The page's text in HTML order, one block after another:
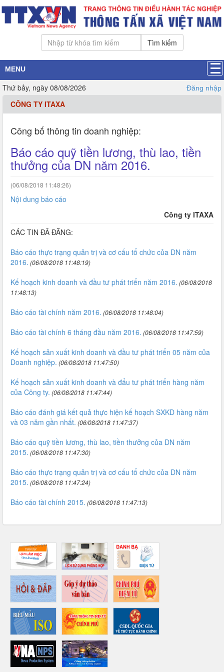
Tìm kiếm
MENU
Thứ bảy, ngày 08/08/2026 Đăng nhập
CÔNG TY ITAXA
Công bố thông tin doanh nghiệp:
Báo cáo quỹ tiền lương, thù lao, tiền
thưởng của DN năm 2016.
(06/08/2018 11:48:26)
Nội dung báo cáo
Công ty ITAXA
CÁC TIN ĐÃ ĐĂNG:
Báo cáo thực trạng quản trị và cơ cấu tổ chức của DN năm
2016. (06/08/2018 11:48:19)
Kế hoạch kinh doanh và đầu tư phát triển năm 2016. (06/08/2018
11:48:13)
Báo cáo tài chính năm 2016. (06/08/2018 11:48:04)
Báo cáo tài chính 6 tháng đầu năm 2016. (06/08/2018 11:47:59)
Kế hoạch sản xuất kinh doanh và đầu tư phát triển 05 năm của
Doanh nghiệp. (06/08/2018 11:47:50)
Kế hoạch sản xuất kinh doanh và đẩu tư phát triển hàng năm
của Công ty. (06/08/2018 11:47:44)
Báo cáo đánh giá kết quả thực hiện kế hoạch SXKD hàng năm
và 03 năm gần nhất. (06/08/2018 11:47:37)
Báo cáo quỹ tiền lương, thù lao, tiền thưởng của DN năm
2015. (06/08/2018 11:47:30)
Báo cáo thực trạng quản trị và cơ cấu tổ chức của DN năm
2015. (06/08/2018 11:47:24)
Báo cáo tài chính 2015. (06/08/2018 11:47:13)